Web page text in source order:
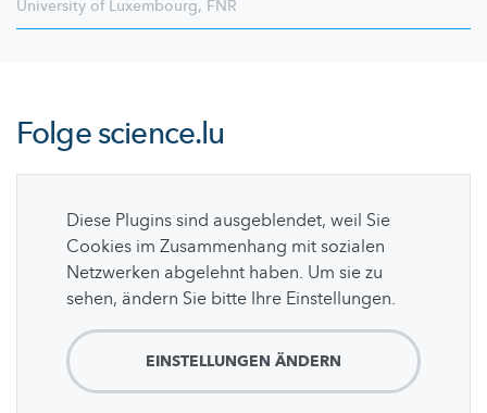
University of Luxembourg, FNR
Folgescience.lu
Diese Plugins sind ausgeblendet, weil Sie
Cookies im Zusammenhang mit sozialen
Netzwerken abgelehnt haben. Um sie zu
sehen, ändern Sie bitte Ihre Einstellungen.
EINSTELLUNGEN ÄNDERN